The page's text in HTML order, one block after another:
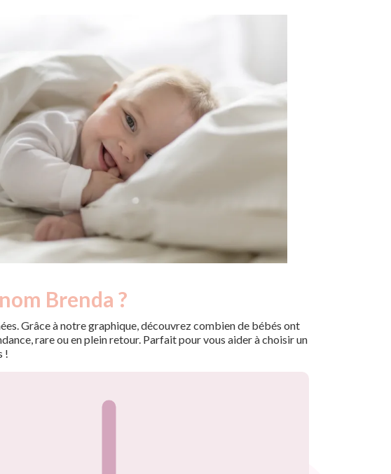
Brenda ?
Grâce à notre graphique, découvrez combien de bébés ont
rare ou en plein retour. Parfait pour vous aider à choisir un
!